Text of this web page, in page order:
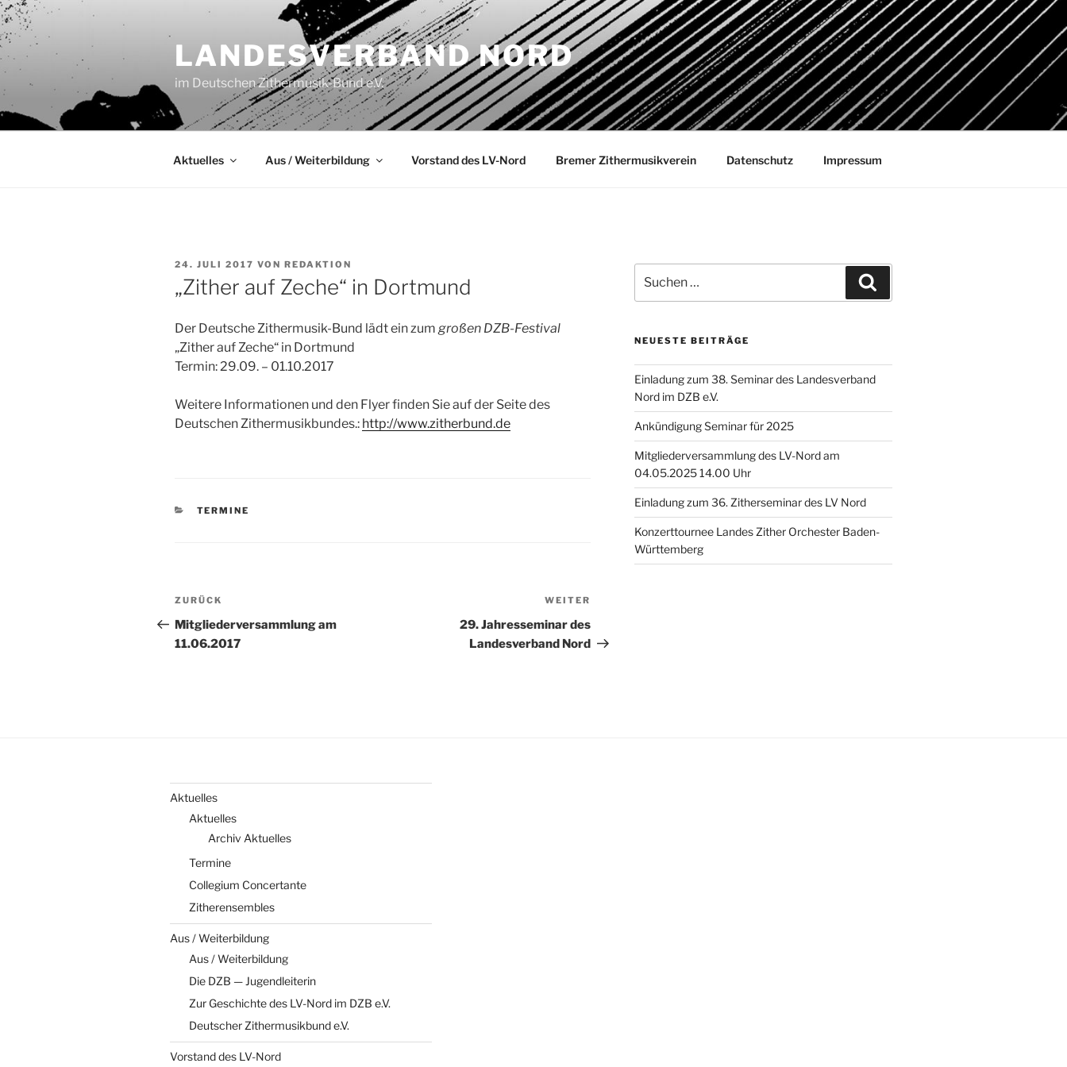
Zum
Inhalt
springen
LANDESVERBAND NORD
im Deutschen Zithermusik-Bund e.V.
Aktuelles Aus / Weiterbildung Vorstand des LV-Nord Bremer Zithermusikverein Datenschutz Impressum
VERÖFFENTLICHT
AM
24. JULI 2017 VON REDAKTION
„Zither auf Zeche“ in Dortmund
Der Deutsche Zithermusik-Bund lädt ein zum großen DZB-Festival
„Zither auf Zeche“ in Dortmund
Termin: 29.09. – 01.10.2017
Weitere Informationen und den Flyer finden Sie auf der Seite des
Deutschen Zithermusikbundes.: http://www.zitherbund.de
KATEGORIEN
TERMINE
Beitragsnavigation
Vorheriger
Beitrag
ZURÜCK
Mitgliederversammlung am
11.06.2017
WEITER
29. Jahresseminar des
Landesverband Nord
nach:
NEUESTE BEITRÄGE
Einladung zum 38. Seminar des Landesverband
Nord im DZB e.V.
Ankündigung Seminar für 2025
Mitgliederversammlung des LV-Nord am
04.05.2025 14.00 Uhr
Einladung zum 36. Zitherseminar des LV Nord
Konzerttournee Landes Zither Orchester Baden-
Württemberg
Aktuelles
Aktuelles
Archiv Aktuelles
Termine
Collegium Concertante
Zitherensembles
Aus / Weiterbildung
Aus / Weiterbildung
Die DZB — Jugendleiterin
Zur Geschichte des LV-Nord im DZB e.V.
Deutscher Zithermusikbund e.V.
Vorstand des LV-Nord